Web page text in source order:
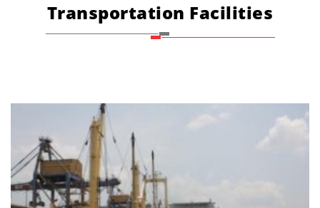
Transportation Facilities